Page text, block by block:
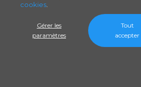
cookies
Gérer les
paramètres
Tout
accepter